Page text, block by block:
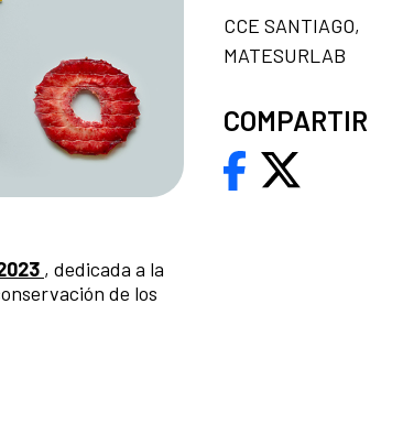
, dedicada a la
de los
CCE SANTIAGO,
MATESURLAB
COMPARTIR